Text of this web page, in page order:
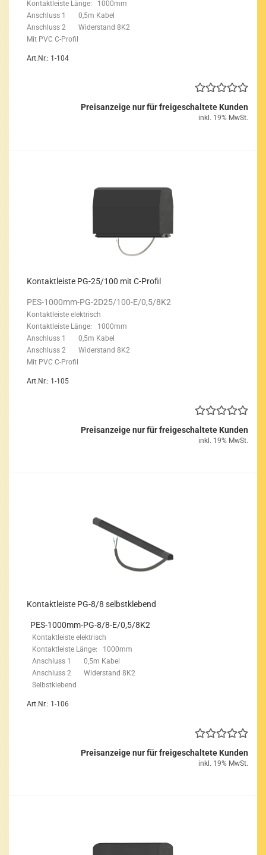
Kon­takt­leis­te Länge: 1000mm
An­schluss 1 0,5m Kabel
An­schluss 2 Wi­der­stand 8K2
Mit PVC C-​Profil
Art.Nr.: 1-104
Preisanzeige nur für freigeschaltete Kunden
inkl. 19% MwSt.
Kon­takt­leis­te PG-25/100 mit C-​Pro­fil
PES-​1000mm-PG-2D25/100-E/0,5/8K2
Kon­takt­leis­te elek­trisch
Kon­takt­leis­te Länge: 1000mm
An­schluss 1 0,5m Kabel
An­schluss 2 Wi­der­stand 8K2
Mit PVC C-​Profil
Art.Nr.: 1-105
Preisanzeige nur für freigeschaltete Kunden
inkl. 19% MwSt.
Kon­takt­leis­te PG-8/8 selbst­kle­bend
PES-​1000mm-PG-8/8-E/0,5/8K2
Kon­takt­leis­te elek­trisch
Kon­takt­leis­te Länge: 1000mm
An­schluss 1 0,5m Kabel
An­schluss 2 Wi­der­stand 8K2
Selbst­kle­bend
Art.Nr.: 1-106
Preisanzeige nur für freigeschaltete Kunden
inkl. 19% MwSt.